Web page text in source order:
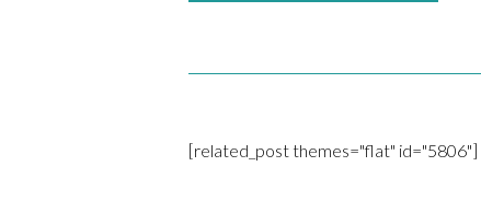
[related_post themes="flat" id="5806"]